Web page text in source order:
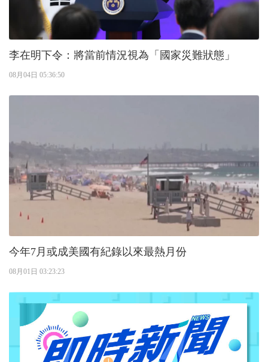
李在明下令：將當前情況視為「國家災難狀態」
08月04日 05:36:50
今年7月或成美國有紀錄以來最熱月份
08月01日 03:23:23